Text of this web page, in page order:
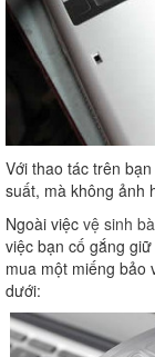
Với thao tác trên
suất, mà không ảnh
Ngoài việc vệ sinh
việc bạn cố gắng
mua một miếng bảo
dưới: